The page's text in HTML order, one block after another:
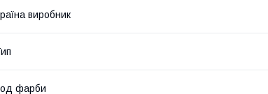
виробник
фарби